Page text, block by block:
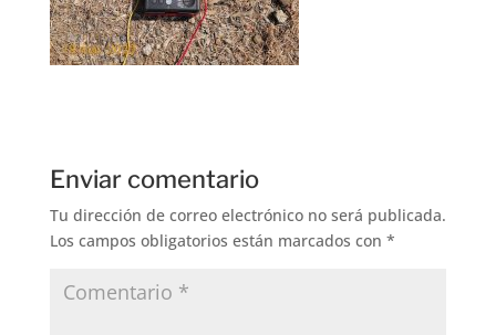
Enviar comentario
Tu dirección de correo electrónico no será publicada.
Los campos obligatorios están marcados con *